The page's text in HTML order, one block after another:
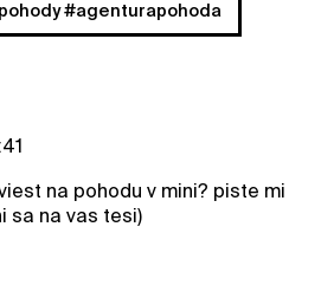
#agenturapohoda
na pohodu v mini? piste mi
sa na vas tesi)